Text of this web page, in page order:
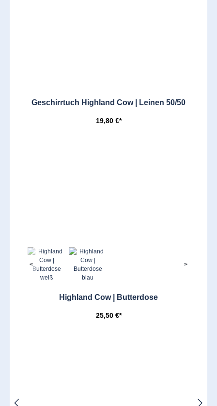
Geschirrtuch Highland Cow | Leinen 50/50
19,80 €*
< >
Highland Cow | Butterdose
25,50 €*